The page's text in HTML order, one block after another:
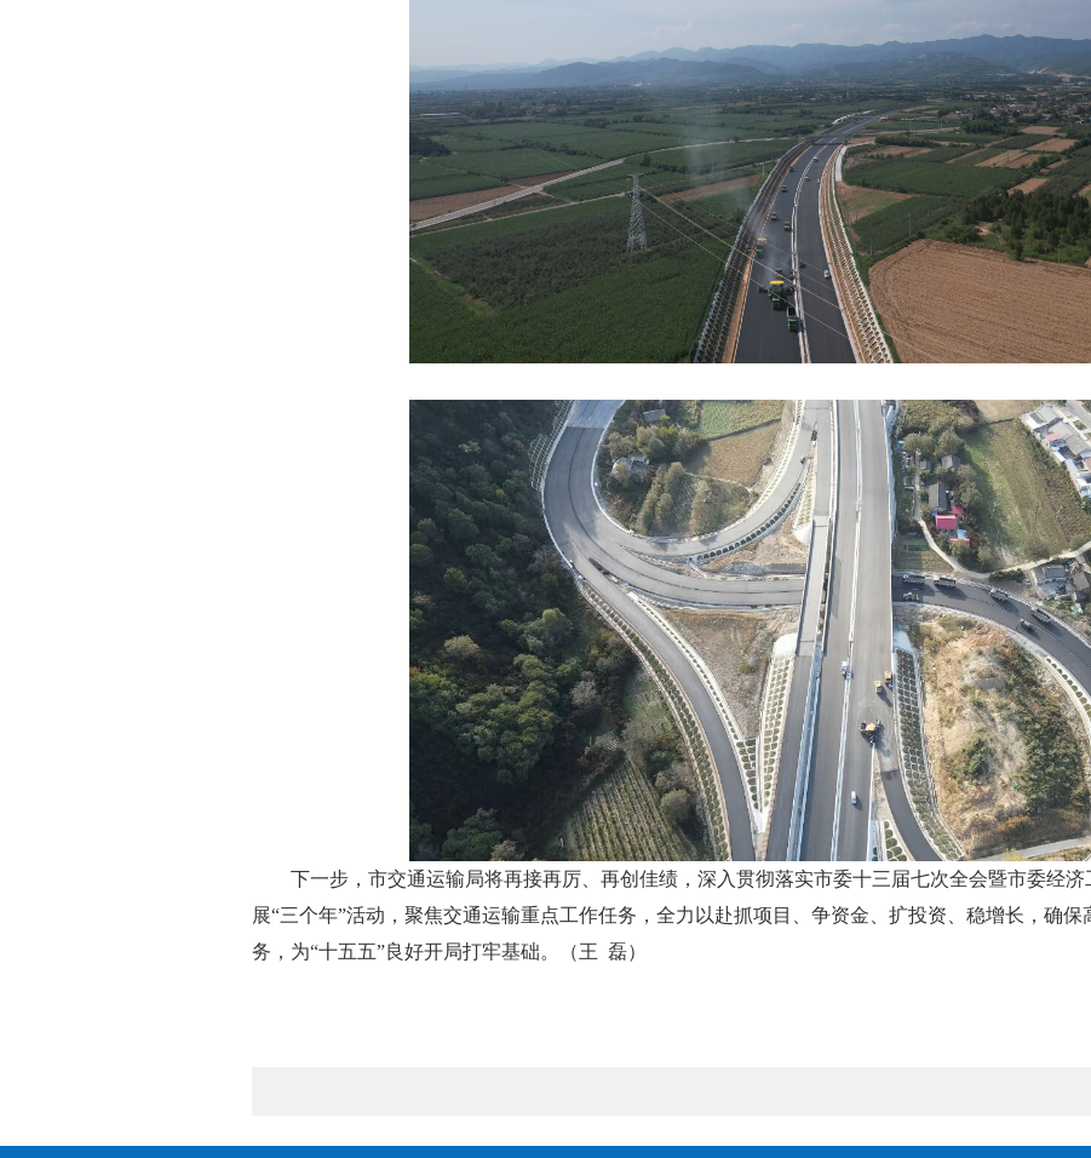
下一步，市交通运输局将再接再厉、再创佳绩，深入贯彻落实市委十三届七次全会暨市委经
展“三个年”活动，聚焦交通运输重点工作任务，全力以赴抓项目、争资金、扩投资、稳增长，确保
务，为“十五五”良好开局打牢基础。（王 磊）